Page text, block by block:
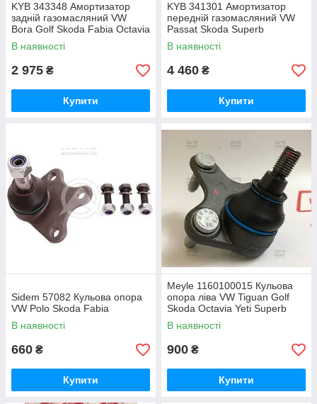
KYB 343348 Амортизатор
задній газомасляний VW
Bora Golf Skoda Fabia Octavia
1.0-2.5
В наявності
2 975 ₴
Купити
KYB 341301 Амортизатор
передній газомасляний VW
Passat Skoda Superb
В наявності
4 460 ₴
Купити
Sidem 57082 Кульова опора
VW Polo Skoda Fabia
В наявності
660 ₴
Купити
Meyle 1160100015 Кульова
опора ліва VW Tiguan Golf
Skoda Octavia Yeti Superb
В наявності
900 ₴
Купити